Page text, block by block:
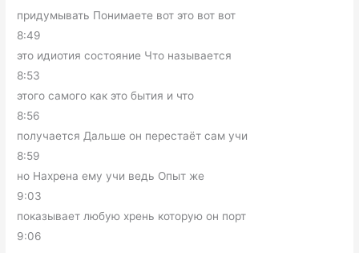
придумывать Понимаете вот это вот вот
8:49
это идиотия состояние Что называется
8:53
этого самого как это бытия и что
8:56
получается Дальше он перестаёт сам учи
8:59
но Нахрена ему учи ведь Опыт же
9:03
показывает любую хрень которую он порт
9:06